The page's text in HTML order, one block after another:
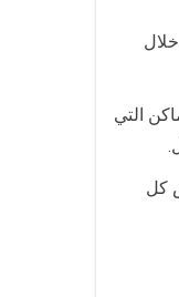
التي
كل